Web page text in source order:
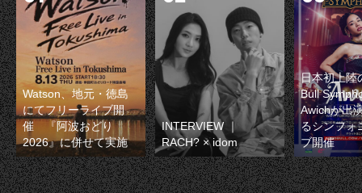
Watson、地元・徳島
にてフリーライブ開
催 『阿波おどり
2026』に併せて実施
INTERVIEW ｜
RACH? × idom
日本初上陸
Bull
Awichが出
るシンフォ
ブ開催